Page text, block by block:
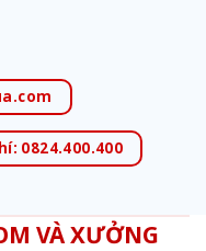
0824.400.400
VÀ XƯỞNG